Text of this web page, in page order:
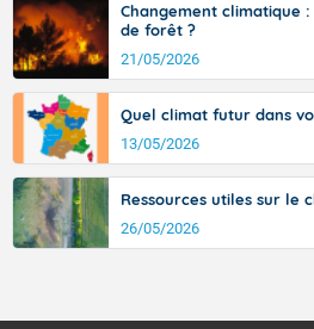
Changement climatique
de forêt ?
21/05/2026
Quel climat futur dans
13/05/2026
Ressources utiles sur le
26/05/2026